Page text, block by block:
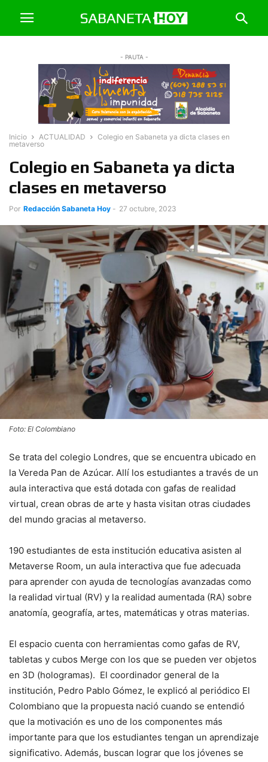
- PAUTA -
Inicio ACTUALIDAD
Colegio en Sabaneta ya dicta clases en
metaverso
Colegio en Sabaneta ya dicta
clases en metaverso
Por Redacción Sabaneta Hoy - 27 octubre, 2023
Foto: El Colombiano
Se trata del colegio Londres, que se encuentra ubicado en
la Vereda Pan de Azúcar. Allí los estudiantes a través de un
aula interactiva que está dotada con gafas de realidad
virtual, crean obras de arte y hasta visitan otras ciudades
del mundo gracias al metaverso.
190 estudiantes de esta institución educativa asisten al
Metaverse Room, un aula interactiva que fue adecuada
para aprender con ayuda de tecnologías avanzadas como
la realidad virtual (RV) y la realidad aumentada (RA) sobre
anatomía, geografía, artes, matemáticas y otras materias.
El espacio cuenta con herramientas como gafas de RV,
tabletas y cubos Merge con los que se pueden ver objetos
en 3D (hologramas). El coordinador general de la
institución, Pedro Pablo Gómez, le explicó al periódico El
Colombiano que la propuesta nació cuando se entendió
que la motivación es uno de los componentes más
importante para que los estudiantes tengan un aprendizaje
significativo. Además, buscan lograr que los jóvenes se